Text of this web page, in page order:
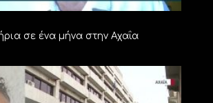
σε ένα μήνα στην Αχαΐα